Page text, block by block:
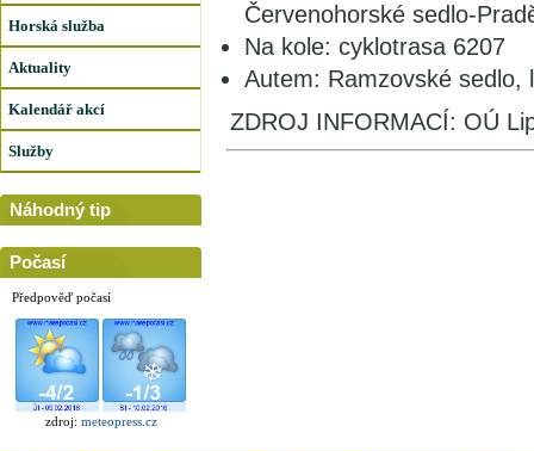
Horská služba
Aktuality
Kalendář akcí
Služby
Náhodný tip
Počasí
Předpověď počasí
zdroj: meteopress.cz
Červenohorské sedlo-
Na kole: cyklotrasa 6207
Autem: Ramzovské sedlo,
ZDROJ INFORMACÍ: OÚ